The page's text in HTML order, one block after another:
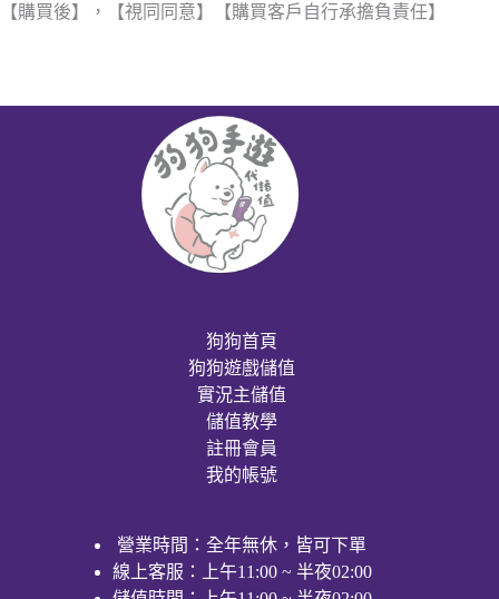
【購買後】，【視同同意】【購買客戶自行承擔負責任】
狗狗首頁
狗狗遊戲儲值
實況主儲值
儲值教學
註冊會員
我的帳號
營業時間：全年無休，皆可下單
線上客服：上午11:00 ~ 半夜02:00